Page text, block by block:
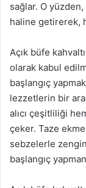
sağlar. O
haline getirerek,
Açık büfe
olarak kabul
başlangıç
lezzetlerin bir
alıcı çeşitliliği
çeker. Taze
sebzelerle
başlangıç